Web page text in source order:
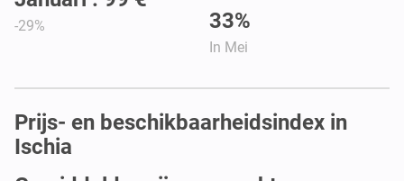
-29% 33%
In Mei
Prijs- en beschikbaarheidsindex in
Ischia